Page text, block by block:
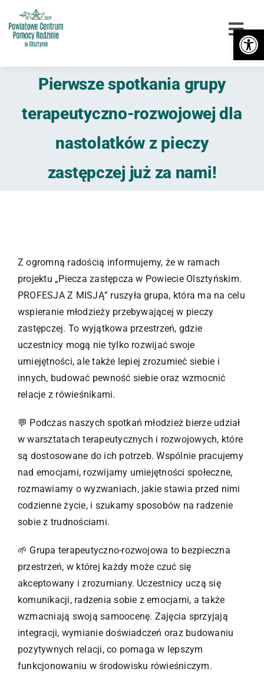
do
zawartości
Orzekanie o Niepełnosprawności
Niepełnosprawność
Wsparcie
Pierwsze spotkania grupy
terapeutyczno-rozwojowej dla
nastolatków z pieczy
zastępczej już za nami!
Z ogromną radością informujemy, że w ramach
projektu „Piecza zastępcza w Powiecie Olsztyńskim.
PROFESJA Z MISJĄ” ruszyła grupa, która ma na celu
wspieranie młodzieży przebywającej w pieczy
zastępczej. To wyjątkowa przestrzeń, gdzie
uczestnicy mogą nie tylko rozwijać swoje
umiejętności, ale także lepiej zrozumieć siebie i
innych, budować pewność siebie oraz wzmocnić
relacje z rówieśnikami.
💬 Podczas naszych spotkań młodzież bierze udział
w warsztatach terapeutycznych i rozwojowych, które
są dostosowane do ich potrzeb. Wspólnie pracujemy
nad emocjami, rozwijamy umiejętności społeczne,
rozmawiamy o wyzwaniach, jakie stawia przed nimi
codzienne życie, i szukamy sposobów na radzenie
sobie z trudnościami.
🌱 Grupa terapeutyczno-rozwojowa to bezpieczna
przestrzeń, w której każdy może czuć się
akceptowany i zrozumiany. Uczestnicy uczą się
komunikacji, radzenia sobie z emocjami, a także
wzmacniają swoją samoocenę. Zajęcia sprzyjają
integracji, wymianie doświadczeń oraz budowaniu
pozytywnych relacji, co pomaga w lepszym
funkcjonowaniu w środowisku rówieśniczym.